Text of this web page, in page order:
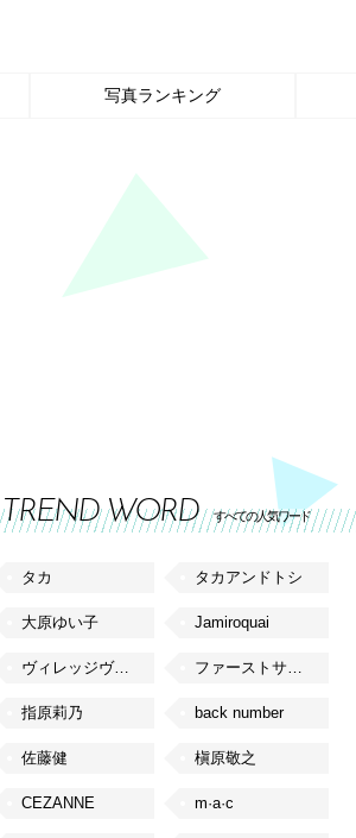
写真ランキング
TREND WORD すべての人気ワード
タカ タカアンドトシ
大原ゆい子 Jamiroquai
ヴィレッジヴァンガード ファーストサマーウイカ
指原莉乃 back number
佐藤健 槇原敬之
CEZANNE m·a·c